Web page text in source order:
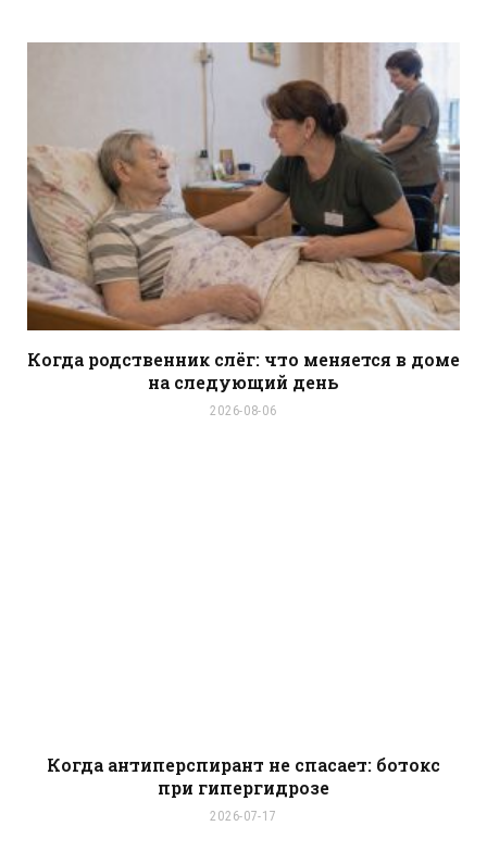
t
Когда родственник слёг: что меняется в доме
на следующий день
2026-08-06
Когда антиперспирант не спасает: ботокс
при гипергидрозе
2026-07-17